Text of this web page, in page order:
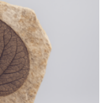
einen bislang
des
der Bäckerhefe
der für die
entscheidend ist. Die
in der